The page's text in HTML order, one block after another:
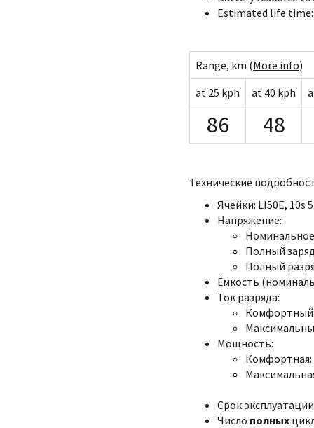
Estimated life time:
Range, km (More info)
at 25 kph
at 40 kph
86 48
Технические
Ячейки: LI50E, 10s
Напряжение:
Полный
Полный
Ёмкость
Ток разряда:
Комфортный:
Мощность:
Комфортная:
Срок
Число полных